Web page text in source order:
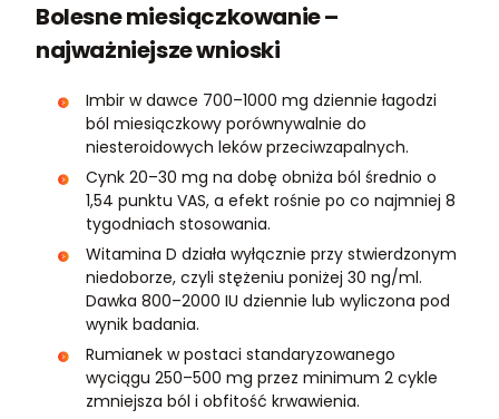
Bolesne miesiączkowanie –
najważniejsze wnioski
Imbir w dawce 700–1000 mg dziennie łagodzi
ból miesiączkowy porównywalnie do
niesteroidowych leków przeciwzapalnych.
Cynk 20–30 mg na dobę obniża ból średnio o
1,54 punktu VAS, a efekt rośnie po co najmniej 8
tygodniach stosowania.
Witamina D działa wyłącznie przy stwierdzonym
niedoborze, czyli stężeniu poniżej 30 ng/ml.
Dawka 800–2000 IU dziennie lub wyliczona pod
wynik badania.
Rumianek w postaci standaryzowanego
wyciągu 250–500 mg przez minimum 2 cykle
zmniejsza ból i obfitość krwawienia.